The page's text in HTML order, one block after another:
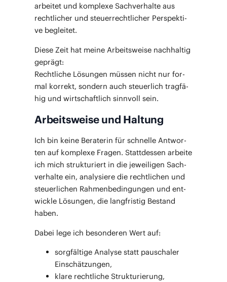
ar­bei­tet und kom­ple­xe Sach­ver­hal­te aus
recht­li­cher und steu­er­recht­li­cher Per­spek­ti­
ve begleitet.
Die­se Zeit hat mei­ne Arbeits­wei­se nach­hal­tig
geprägt:
Recht­li­che Lösun­gen müs­sen nicht nur for­
mal kor­rekt, son­dern auch steu­er­lich trag­fä­
hig und wirt­schaft­lich sinn­voll sein.
Arbeitsweise und Haltung
Ich bin kei­ne Bera­te­rin für schnel­le Ant­wor­
ten auf kom­ple­xe Fra­gen. Statt­des­sen arbei­te
ich mich struk­tu­riert in die jewei­li­gen Sach­
ver­hal­te ein, ana­ly­sie­re die recht­li­chen und
steu­er­li­chen Rah­men­be­din­gun­gen und ent­
wick­le Lösun­gen, die lang­fris­tig Bestand
haben.
Dabei lege ich beson­de­ren Wert auf:
sorg­fäl­ti­ge Ana­ly­se statt pau­scha­ler
Einschätzungen,
kla­re recht­li­che Strukturierung,